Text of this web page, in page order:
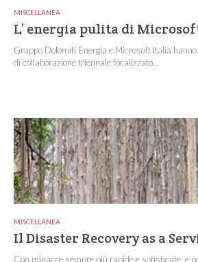
MISCELLANEA
L’ energia pulita di
Gruppo Dolomiti Energia e Microsoft Italia
di collaborazione triennale focalizzato...
MISCELLANEA
Il Disaster Recovery as a
Con minacce sempre più rapide e sofisticate, e